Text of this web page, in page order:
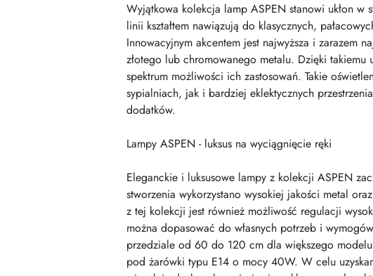
Wyjątkowa kolekcja lamp ASPEN stanowi ukłon w
linii kształtem nawiązują do klasycznych,
Innowacyjnym akcentem jest najwyższa i zarazem
złotego lub chromowanego metalu. Dzięki takiemu
spektrum możliwości ich zastosowań. Takie
sypialniach, jak i bardziej eklektycznych
dodatków.
Lampy ASPEN - luksus na wyciągnięcie ręki
Eleganckie i luksusowe lampy z kolekcji ASPEN
stworzenia wykorzystano wysokiej jakości metal
z tej kolekcji jest również możliwość regulacji
można dopasować do własnych potrzeb i
przedziale od 60 do 120 cm dla większego
pod żarówki typu E14 o mocy 40W. W celu